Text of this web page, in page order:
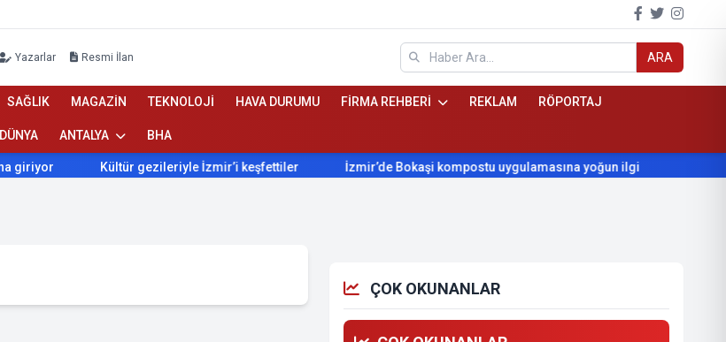
Yazarlar Resmi İlan ARA
SAĞLIK MAGAZİN TEKNOLOJİ HAVA DURUMU FİRMA REHBERİ REKLAM RÖPORTAJ
DÜNYA ANTALYA BHA
Kültür gezileriyle İzmir’i keşfettiler İzmir’de Bokaşi kompostu uygulamasına yoğun ilgi Beydağ’ın
ÇOK OKUNANLAR